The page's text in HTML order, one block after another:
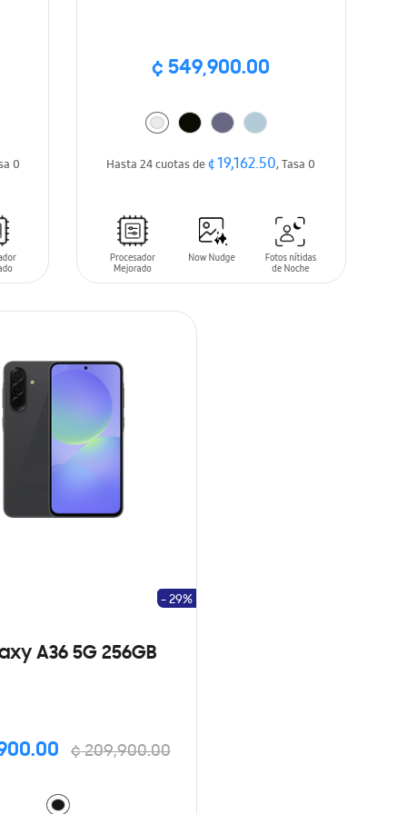
0
¢ 549,900.00
Hasta 24 cuotas de¢ 19,162.50, Tasa 0
A36 5G 256GB
¢ 209,900.00
- 29%